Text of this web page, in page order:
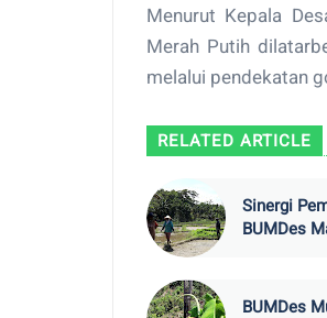
Menurut Kepala
Merah Putih
melalui pendekatan
RELATED ARTICLE
Sinergi
BUMDes
BUMDes